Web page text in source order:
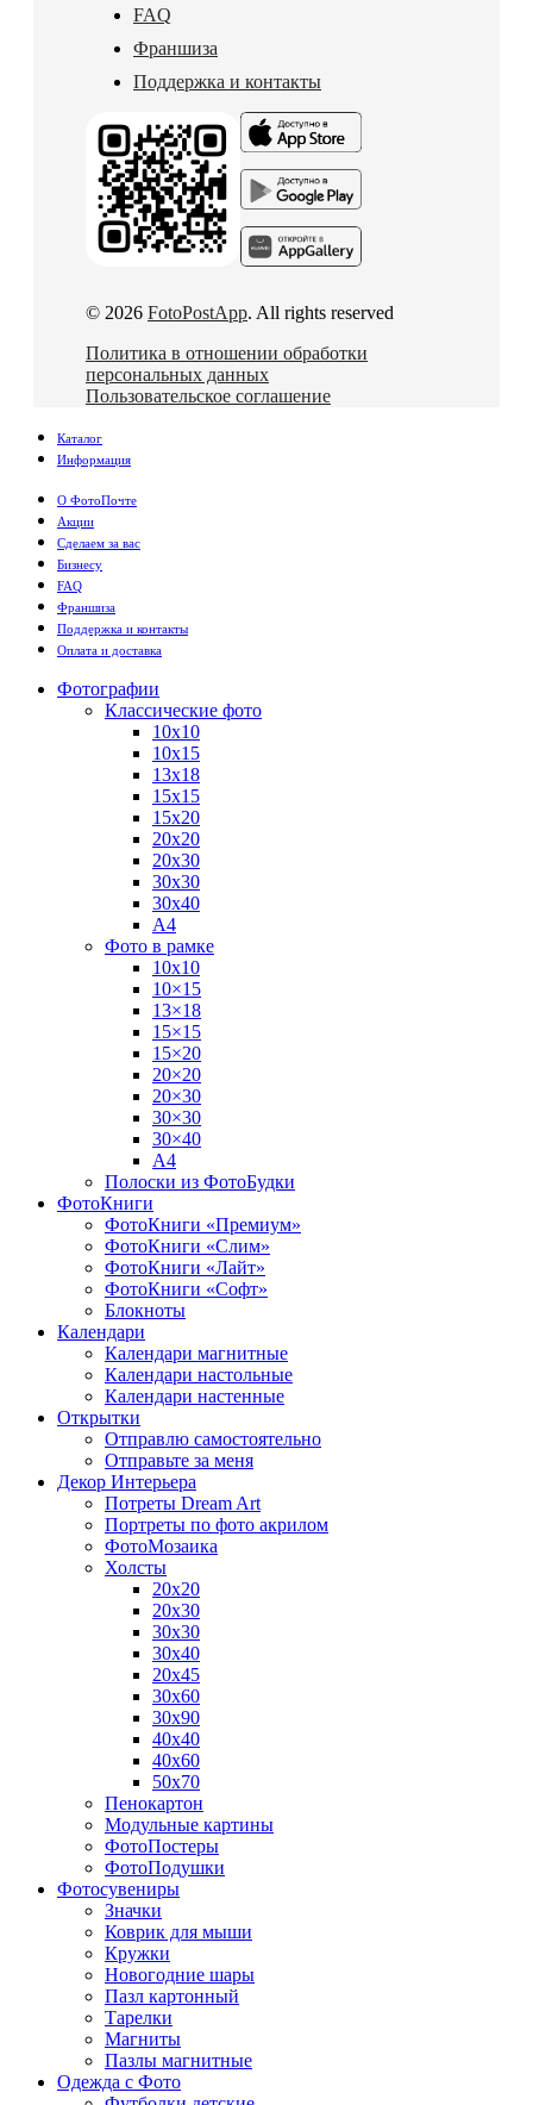
FAQ
Франшиза
Поддержка и контакты
© 2026 FotoPostApp. All rights reserved
Политика в отношении обработки
персональных данных
Пользовательское соглашение
Каталог
Информация
О ФотоПочте
Акции
Сделаем за вас
Бизнесу
FAQ
Франшиза
Поддержка и контакты
Оплата и доставка
Фотографии
Классические фото
10х10
10х15
13х18
15х15
15х20
20х20
20х30
30х30
30х40
А4
Фото в рамке
10х10
10×15
13×18
15×15
15×20
20×20
20×30
30×30
30×40
A4
Полоски из ФотоБудки
ФотоКниги
ФотоКниги «Премиум»
ФотоКниги «Слим»
ФотоКниги «Лайт»
ФотоКниги «Софт»
Блокноты
Календари
Календари магнитные
Календари настольные
Календари настенные
Открытки
Отправлю самостоятельно
Отправьте за меня
Декор Интерьера
Потреты Dream Art
Портреты по фото акрилом
ФотоМозаика
Холсты
20х20
20х30
30х30
30х40
20х45
30х60
30х90
40х40
40х60
50х70
Пенокартон
Модульные картины
ФотоПостеры
ФотоПодушки
Фотоcувениры
Значки
Коврик для мыши
Кружки
Новогодние шары
Пазл картонный
Тарелки
Магниты
Пазлы магнитные
Одежда с Фото